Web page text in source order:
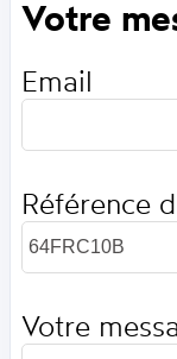
Votre
Email
Référence
Votre